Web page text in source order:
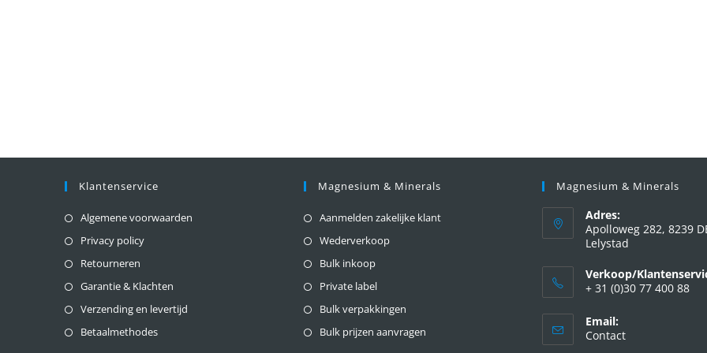
Klantenservice
Algemene voorwaarden
Privacy policy
Retourneren
Garantie & Klachten
Verzending en levertijd
Betaalmethodes
Magnesium & Minerals
Aanmelden zakelijke klant
Wederverkoop
Bulk inkoop
Private label
Bulk verpakkingen
Bulk prijzen aanvragen
Magnesium & Minerals
Adres:
Apolloweg 282, 8239
Lelystad
Verkoop/
+ 31 (0)30 77 400 88
Email:
Contact